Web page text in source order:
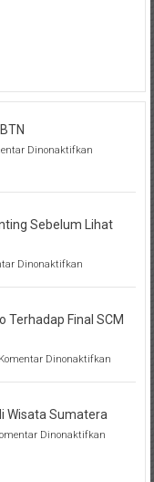
Dinonaktifkanpada
KPR
Sebelum Lihat
Dinonaktifkanpada
Hal-
Penting
Hasil
Terhadap Final SCM
Komentar Dinonaktifkanpada
Beny
Wisata Sumatera
Dinonaktifkanpada